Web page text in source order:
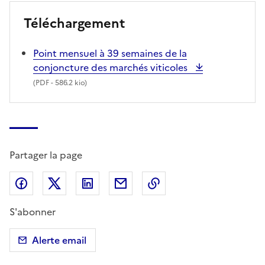
Téléchargement
Point mensuel à 39 semaines de la
conjoncture des marchés viticoles
(PDF- 586.2 kio)
Partager la page
Partager sur Facebook
Partager sur X (anciennement Twitter)
Partager sur LinkedIn
Partager par email
S'abonner
Alerte email